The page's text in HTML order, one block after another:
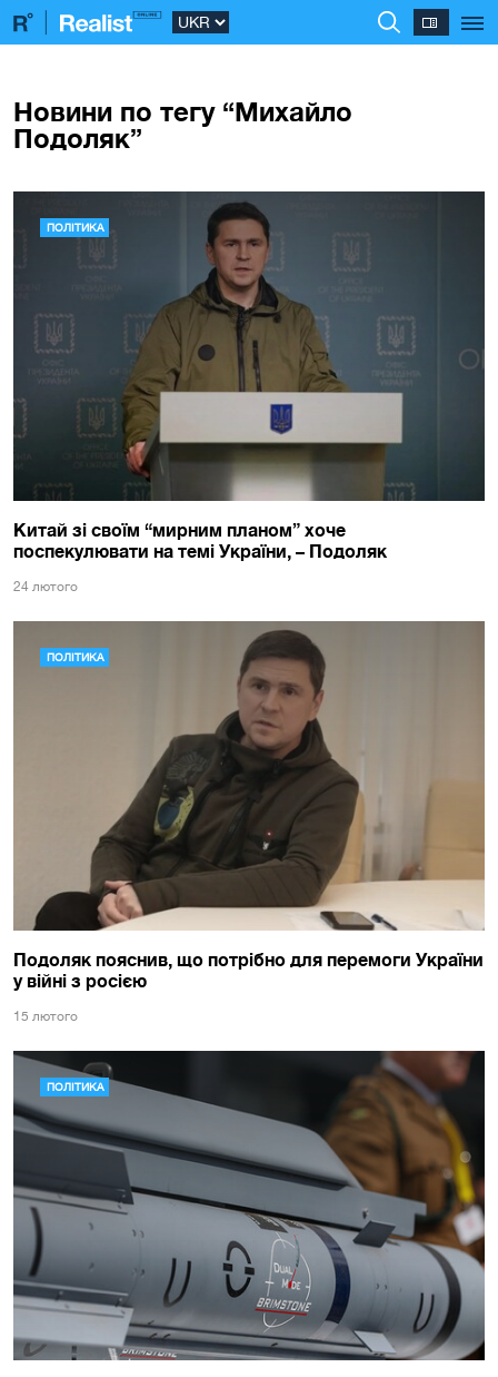
Новини по тегу “Михайло
Подоляк”
ПОЛІТИКА
Китай зі своїм “мирним планом” хоче
поспекулювати на темі України, – Подоляк
24 лютого
ПОЛІТИКА
Подоляк пояснив, що потрібно для перемоги України
у війні з росією
15 лютого
ПОЛІТИКА